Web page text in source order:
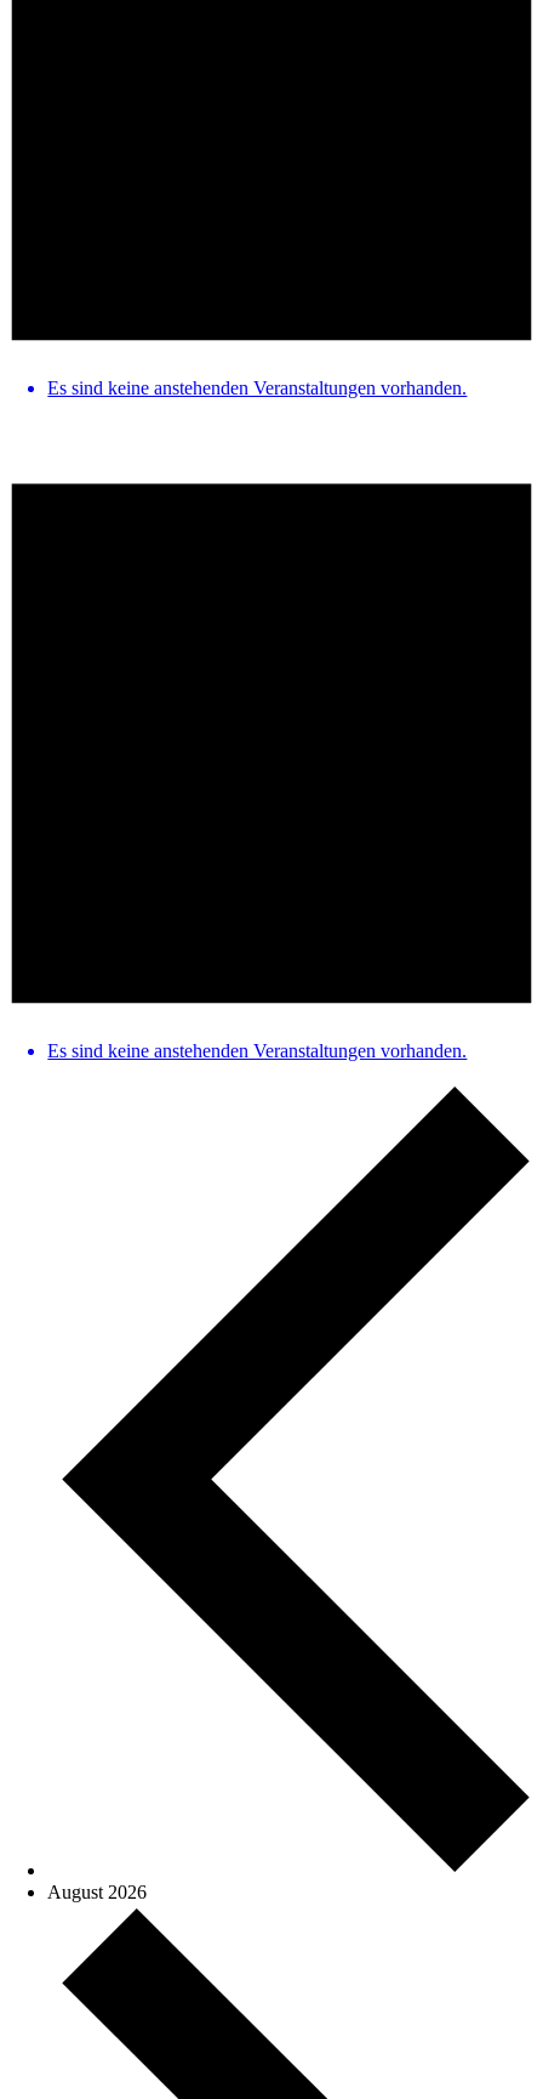
Es sind keine anstehenden Veranstaltungen vorhanden.
Es sind keine anstehenden Veranstaltungen vorhanden.
August 2026